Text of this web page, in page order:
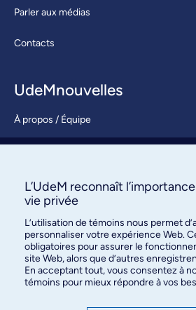
Parler aux médias
Contacts
UdeMnouvelles
À propos / Équipe
S’abonner
L’UdeM reconnaît
vie privée
L’utilisation de témoins nous permet
personnaliser votre expérience Web.
obligatoires pour assurer le
site Web, alors que d’autres
En acceptant tout, vous consentez à
témoins pour mieux répondre à vos